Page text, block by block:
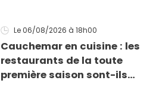
ne fondent !
Le 06/08/2026 à 18h00
Cauchemar en cuisine : les
restaurants de la toute
première saison sont-ils